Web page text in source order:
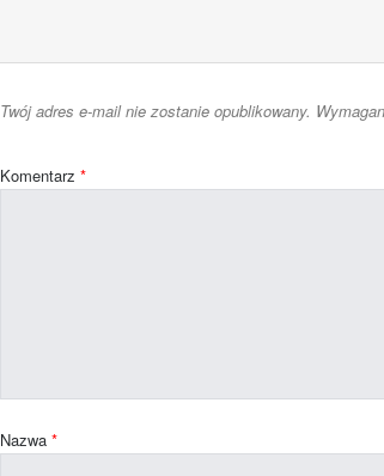
Twój adres e-mail nie zostanie opublikowany.
Komentarz *
Nazwa *